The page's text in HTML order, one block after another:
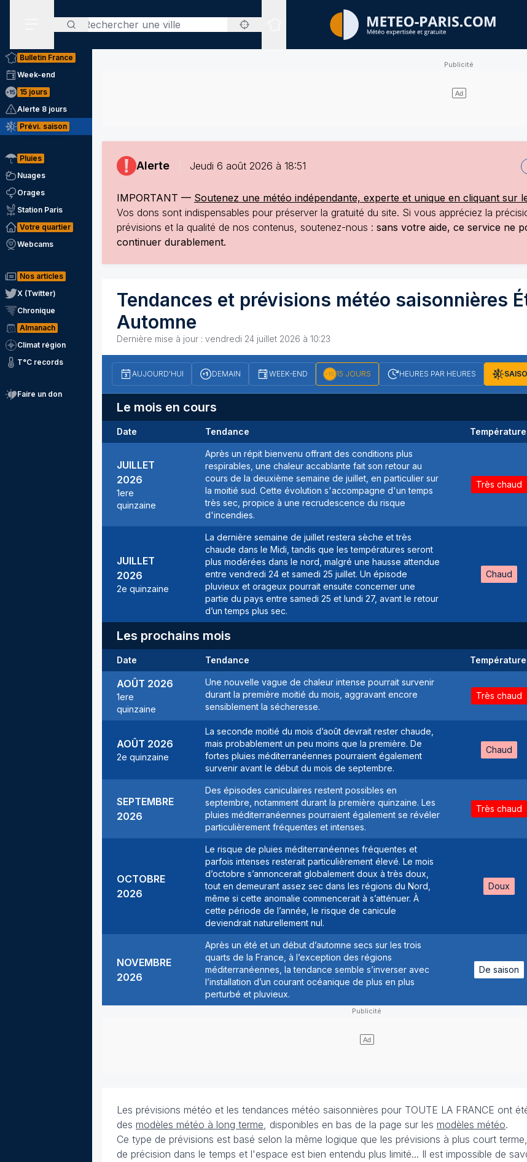
Rechercher
Sites expertisés
Bulletin France
Week-end
15 jours
Alerte 8 jours
Prévi. saison
Pluies
Nuages
Orages
Station Paris
Votre quartier
Webcams
Nos articles
X (Twitter)
Chronique
Almanach
Climat région
T°C records
Faire un don
Alerte Jeudi 6 août 2026 à 18:51
IMPORTANT — Soutenez une météo indépendante, experte et unique en cliquant sur
Vos dons sont indispensables pour préserver la gratuité du site. Si vous appréciez la
prévisions et la qualité de nos contenus, soutenez-nous : sans votre aide, ce service ne
continuer durablement.
Tendances et prévisions météo saisonnières
Automne
Dernière mise à jour : vendredi 24 juillet 2026 à 10:23
AUJOURD'HUI DEMAIN WEEK-END 15 JOURS HEURES PAR HEURES
Le mois en cours
Date Tendance
JUILLET
2026
1ere
quinzaine
Après un répit bienvenu offrant des conditions plus
respirables, une chaleur accablante fait son retour au
cours de la deuxième semaine de juillet, en particulier sur
la moitié sud. Cette évolution s'accompagne d'un temps
très sec, propice à une recrudescence du risque
d'incendies.
Très chaud
JUILLET
2026
2e quinzaine
La dernière semaine de juillet restera sèche et très
chaude dans le Midi, tandis que les températures seront
plus modérées dans le nord, malgré une hausse attendue
entre vendredi 24 et samedi 25 juillet. Un épisode
pluvieux et orageux pourrait ensuite concerner une
partie du pays entre samedi 25 et lundi 27, avant le retour
d’un temps plus sec.
Chaud
Les prochains mois
Date Tendance
AOÛT 2026
1ere
quinzaine
Une nouvelle vague de chaleur intense pourrait survenir
durant la première moitié du mois, aggravant encore
sensiblement la sécheresse.
Très chaud
AOÛT 2026
2e quinzaine
La seconde moitié du mois d’août devrait rester chaude,
mais probablement un peu moins que la première. De
fortes pluies méditerranéennes pourraient également
survenir avant le début du mois de septembre.
Chaud
SEPTEMBRE
2026
Des épisodes caniculaires restent possibles en
septembre, notamment durant la première quinzaine. Les
pluies méditerranéennes pourraient également se révéler
particulièrement fréquentes et intenses.
Très chaud
OCTOBRE
2026
Le risque de pluies méditerranéennes fréquentes et
parfois intenses resterait particulièrement élevé. Le mois
d’octobre s’annoncerait globalement doux à très doux,
tout en demeurant assez sec dans les régions du Nord,
même si cette anomalie commencerait à s’atténuer. À
cette période de l’année, le risque de canicule
deviendrait naturellement nul.
Doux
NOVEMBRE
2026
Après un été et un début d’automne secs sur les trois
quarts de la France, à l’exception des régions
méditerranéennes, la tendance semble s’inverser avec
l’installation d’un courant océanique de plus en plus
perturbé et pluvieux.
De saison
Les prévisions météo et les tendances météo saisonnières pour TOUTE LA FRANCE ont
des modèles météo à long terme, disponibles en bas de la page sur les modèles météo.
Ce type de prévisions est basé selon la même logique que les prévisions à plus court
de précision dans le temps et l'espace est bien entendu plus limité... Il est impossible de